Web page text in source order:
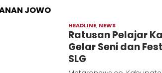
JOWO
HEADLINE, NEWS
Metaranews
Ratusan Pelajar
Gelar Seni dan
SLG